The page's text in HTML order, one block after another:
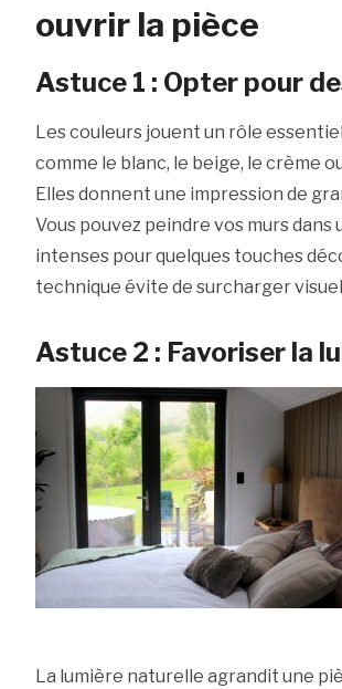
ouvrir la pièce
Astuce 1 : Opter pour
Les couleurs jouent un rôle
comme le blanc, le beige, le crème
Elles donnent une impression de
Vous pouvez peindre vos murs
intenses pour quelques touches
technique évite de surcharger
Astuce 2 : Favoriser la
La lumière naturelle agrandit une